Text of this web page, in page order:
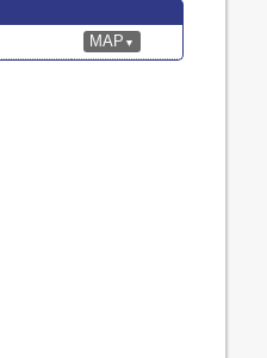
MAP ▼